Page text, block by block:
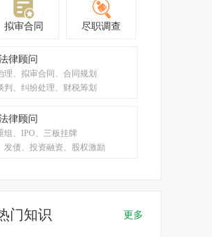
拟审合同 尽职调查
律顾问
理、拟审合同、合同规划
判、纠纷处理、财税筹划
律顾问
组、IPO、三板挂牌
发债、投资融资、股权激励
更多
门知识